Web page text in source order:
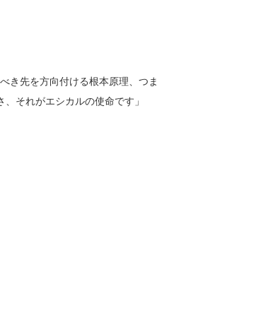
き先を方向付ける根本原理、つま
それがエシカルの使命です」